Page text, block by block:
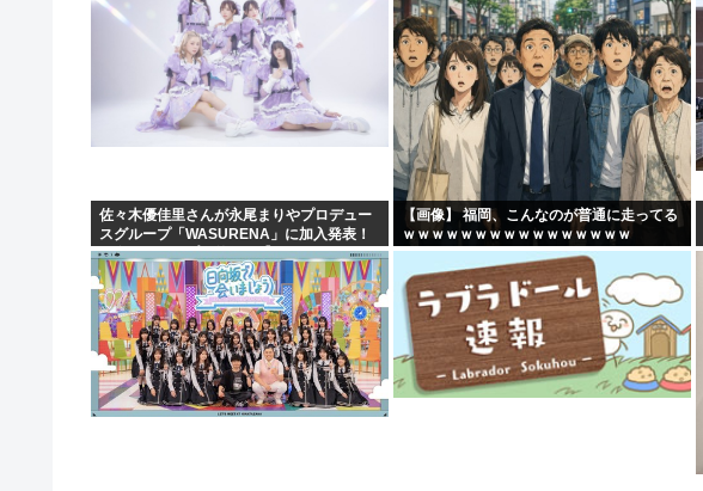
佐々木優佳里さんが永尾まりやプロデュー
スグループ「WASURENA」に加入発表！
現在のグループと兼任へ【元AKB48ゆかる
ん・まりやぎ】
【画像】 福岡、こんなのが普通に走ってる
ｗｗｗｗｗｗｗｗｗｗｗｗｗｗｗｗ